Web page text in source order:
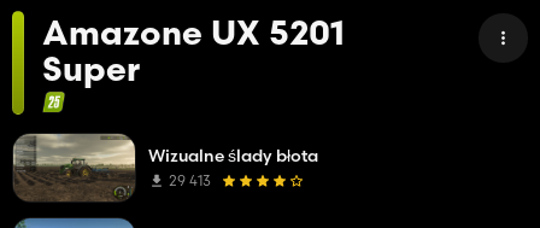
Amazone UX 5201
Super
Wizualne ślady błota
29 413